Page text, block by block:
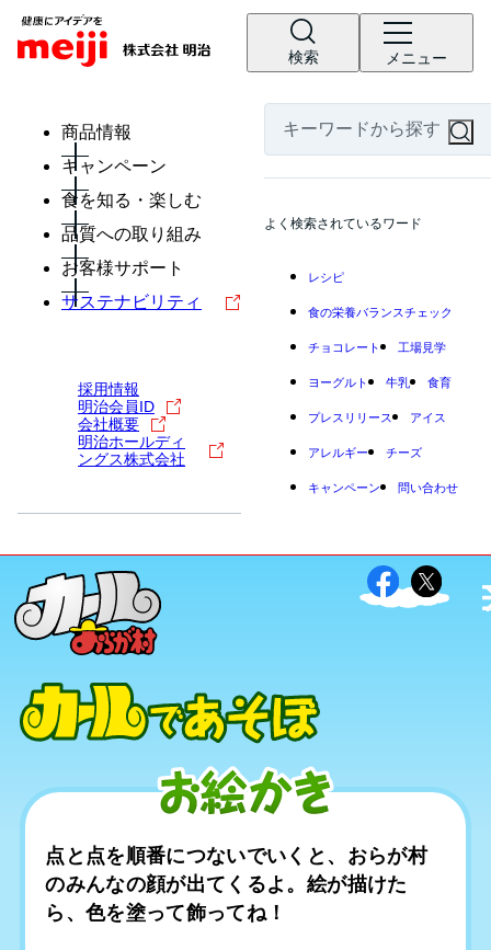
検索 メニュー
商品情報
キャンペーン
食を知る・楽しむ
品質への取り組み
お客様サポート
サステナビリティ
採用情報
明治会員ID
会社概要
明治ホールディ
ングス株式会社
よく検索されているワード
レシピ
食の栄養バランスチェック
チョコレート 工場見学
ヨーグルト 牛乳 食育
プレスリリース アイス
アレルギー チーズ
キャンペーン 問い合わせ
点と点を順番につないでいくと、おらが村
のみんなの顔が出てくるよ。絵が描けた
ら、色を塗って飾ってね！